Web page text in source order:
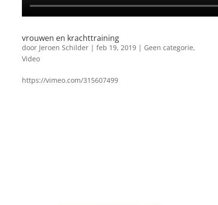
vrouwen en krachttraining
door Jeroen Schilder| feb 19, 2019| Geen categorie,
Video
https://vimeo.com/315607499